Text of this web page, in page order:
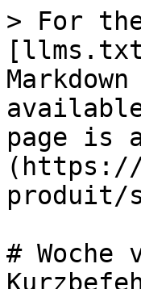
> For
page is
(https://
produit/
#